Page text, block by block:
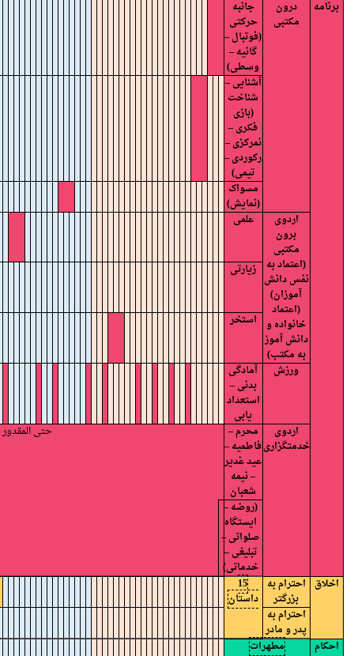
برنامه
درون
مکتبی
جانبه
حرکتی
(فوتبال –
گانیه –
وسطی)
آشنایی –
شناخت
(بازی
فکری –
نمرکزی –
رکوردی –
تیمی)
مسواک
(نمایش)
اردوی
برون
مکتبی
(اعتماد به
نفس دانش
آموزان)
(اعتماد
خانواده و
دانش آموز
به مکتب)
علمی
زیارتی
استخر
ورزش
آمادگی
بدنی –
استعداد
یابی
اردوی
خدمتگزاری
محرم –
فاطمیه –
عید غدیر
– نیمه
شعبان
حتی
(روضه –
ایستگاه
صلواتی –
تبلیغی –
خدماتی)
اخلاق احترام به
بزرگتر
15
داستان
احترام به
پدر و مادر
احکام
مطهرات